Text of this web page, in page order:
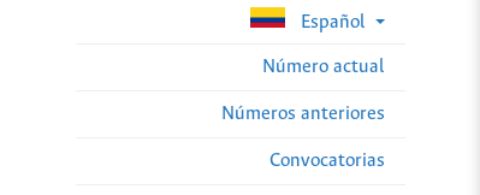
Español
Número actual
Números anteriores
Convocatorias